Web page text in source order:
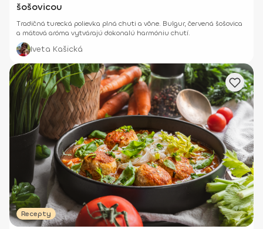
šošovicou
Tradičná turecká polievka plná chuti a vône. Bulgur, červená šošovica
a mätová aróma vytvárajú dokonalú harmóniu chutí.
Iveta Kašická
Recepty